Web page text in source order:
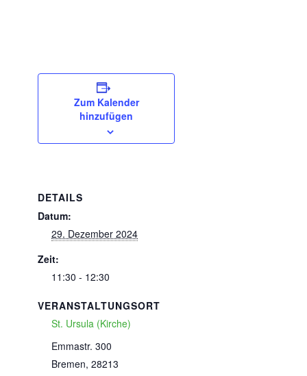
Zum Kalender
hinzufügen
DETAILS
Datum:
29. Dezember 2024
Zeit:
11:30 - 12:30
VERANSTALTUNGSORT
St. Ursula (Kirche)
Emmastr. 300
Bremen, 28213